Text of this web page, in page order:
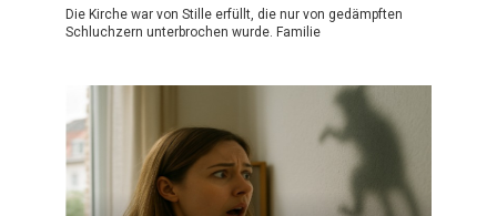
Die Kirche war von Stille erfüllt, die nur von gedämpften
Schluchzern unterbrochen wurde. Familie